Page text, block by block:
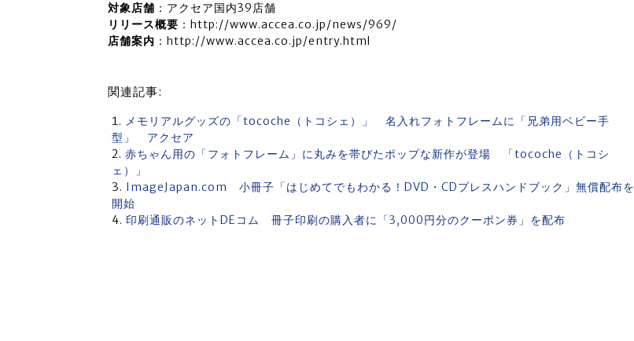
対象店舗 ：アクセア国内39店舗
リリース概要 ：http://www.accea.co.jp/news/969/
店舗案内 ：http://www.accea.co.jp/entry.html
関連記事:
メモリアルグッズの「tocoche（トコシェ）」 名入れフォトフレームに「兄弟用ベビー手
型」 アクセア
赤ちゃん用の「フォトフレーム」に丸みを帯びたポップな新作が登場 「tocoche（トコシ
ェ）」
ImageJapan.com 小冊子「はじめてでもわかる！DVD・CDプレスハンドブック」無償配布を
開始
印刷通販のネットDEコム 冊子印刷の購入者に「3,000円分のクーポン券」を配布